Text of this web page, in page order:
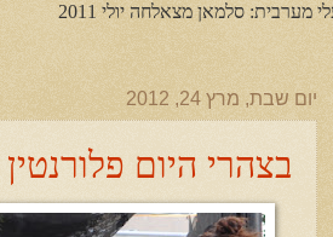
סלמאן מצאלחה יולי 2011
יום שבת, מרץ 24, 2012
בצהרי היום פלורנטין 10